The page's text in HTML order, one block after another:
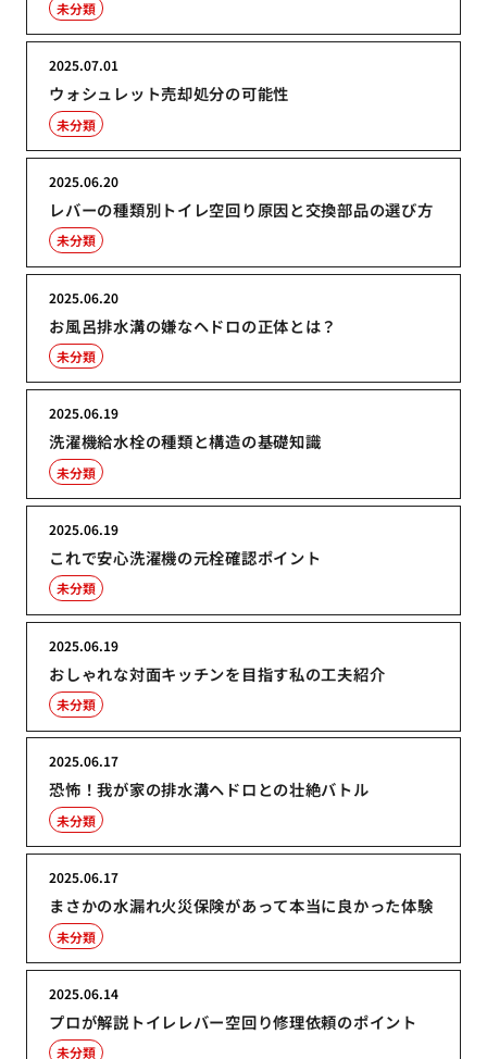
未分類
ウォシュレット売却処分の可能性
2025.07.01
未分類
レバーの種類別トイレ空回り原因と交換部品の選び方
2025.06.20
未分類
お風呂排水溝の嫌なヘドロの正体とは？
2025.06.20
未分類
洗濯機給水栓の種類と構造の基礎知識
2025.06.19
未分類
これで安心洗濯機の元栓確認ポイント
2025.06.19
未分類
おしゃれな対面キッチンを目指す私の工夫紹介
2025.06.19
未分類
恐怖！我が家の排水溝ヘドロとの壮絶バトル
2025.06.17
未分類
まさかの水漏れ火災保険があって本当に良かった体験
2025.06.17
未分類
プロが解説トイレレバー空回り修理依頼のポイント
2025.06.14
未分類